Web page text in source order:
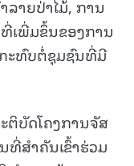
າຍປ່າໄມ້, ການ
ເພີ່ມຂຶ້ນຂອງການ
ະທົບຕໍ່ຊຸມຊົນທີ່ມີ
ຕິບັດໂຄງການຈັສ
ທີ່ສຳຄັນເຂົ້າຮ່ວມ